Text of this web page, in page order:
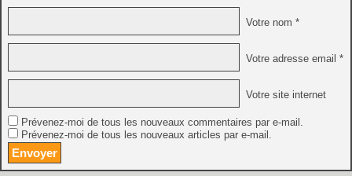
Votre nom *
Votre adresse email *
Votre site internet
Prévenez-moi de tous les nouveaux commentaires par e-mail.
Prévenez-moi de tous les nouveaux articles par e-mail.